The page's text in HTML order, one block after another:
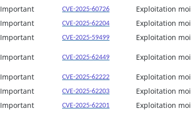
Important CVE-2025-60726
Exploitation
Important CVE-2025-62204
Exploitation
Important CVE-2025-59499 Exploitation
Important CVE-2025-62449 Exploitation
Important CVE-2025-62222
Exploitation
Important CVE-2025-62203
Exploitation
Important CVE-2025-62201
Exploitation